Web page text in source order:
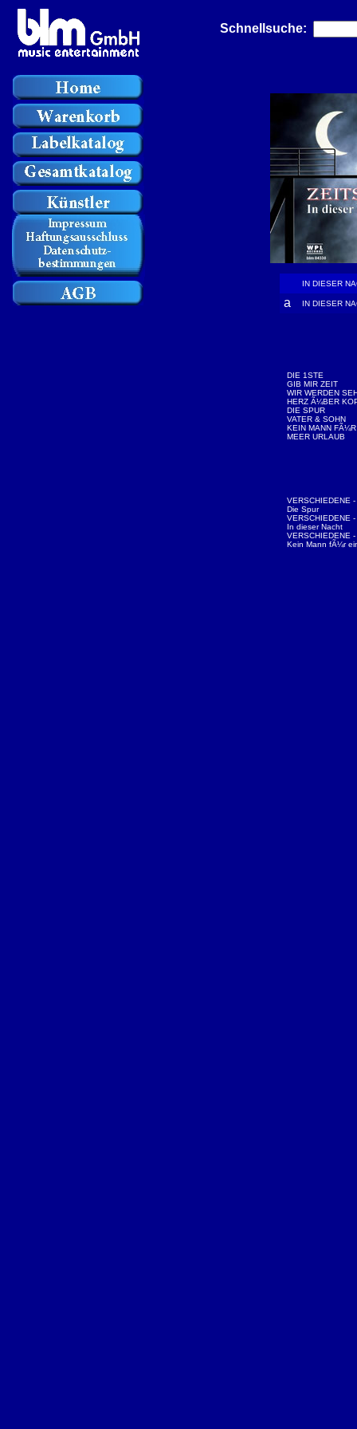
Schnellsuche:
IN DIESER
a IN DIESER
DIE 1STE
GIB MIR ZEIT
WIR WERDEN
HERZ Ã¼BER
DIE SPUR
VATER & SOHN
KEIN MANN
MEER URLAUB
VERSCHIEDENE
Die Spur
VERSCHIEDENE
In dieser Nacht
VERSCHIEDENE
Kein Mann fÃ¼r